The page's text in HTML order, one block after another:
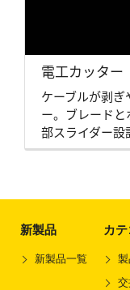
電工カッター
ケーブルが剥
ー。ブレード
部スライダー設
新製品
新製品一覧
カ